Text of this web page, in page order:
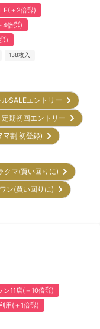
＋2倍㌽)
4倍㌽)
)
138枚入
ルSALEエントリー
定期初回エントリー
マ割 初登録)
クマ(買い回りに)
ン(買い回りに)
ン11店(＋10倍㌽)
用(＋1倍㌽)